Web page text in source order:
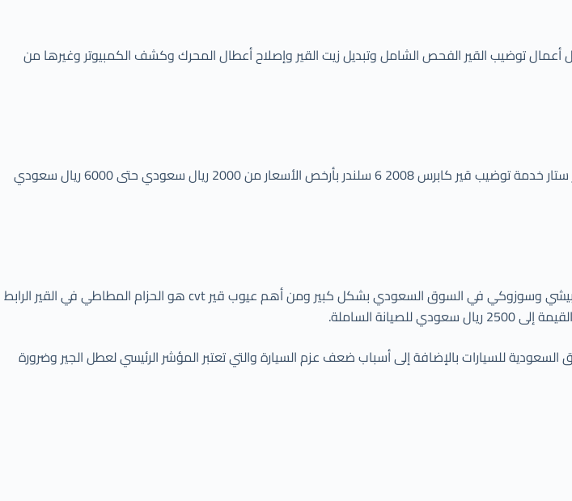
مركز جير ستار من 1500 ريال سعودي حتى 4500 ريال سعودي وتشمل أعمال توضيب القير الفحص الشامل وتبديل زيت القير وإصلاح أعطال المحرك وكشف الكمبيوتر وغيرها من
يقسم سعر توضيب القير كابرس 2008 6 سلندر إل شقين سعر التوضيب وسعر العمالة ويقدم مركز جير ستار خدمة توضيب قير كابرس 2008 6 سلندر بأرخص الأسعار من 2000 ريال سعودي حتى 6000 ريال سعودي
تنتشر السيارات التي تستخدم قير cvt كسيارات نسيان وهوندا سيفيك وتويوتا كورولا وسوبارو وميتسوبيشي وسوزوكي في السوق السعودي بشكل كبير ومن أهم عيوب قير cvt هو الحزام المطاطي في القير الرابط
في السعودية 2025 لكافة أنواع السيارات في السوق السعودية للسيارات بالإضافة إلى أسباب ضعف عزم السيارة والتي تعتبر المؤشر الرئيسي لعطل الجير وضرورة